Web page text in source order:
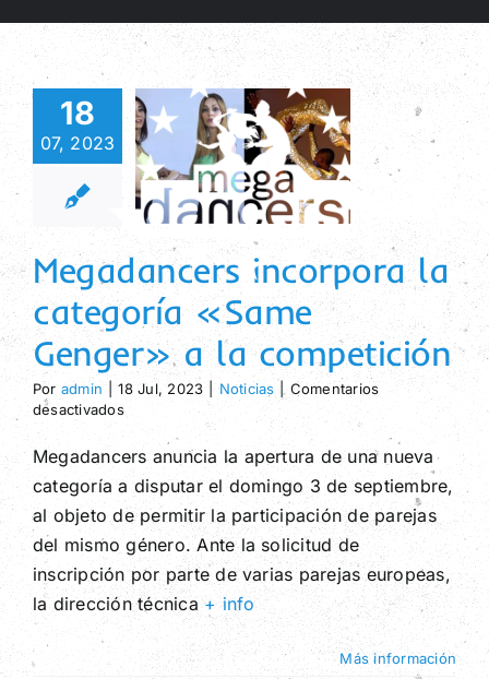
al
contenido
Inicio
Eventos
Venta de Entradas
Reglamento
FAQs
Prensa
Contacto
18
07, 2023
la
a la
NoticiasMegadancers incorpora la
categoría «Same
Genger» a la competición
Por admin 18 Jul, 2023 Noticias
Comentarios
desactivadosen
Megadancers
incorpora
categoría
«Same
Genger»
a
la
competición
Megadancers anuncia la apertura de una nueva
categoría a disputar el domingo 3 de septiembre,
al objeto de permitir la participación de parejas
del mismo género. Ante la solicitud de
inscripción por parte de varias parejas europeas,
la dirección técnica+ info
Más información